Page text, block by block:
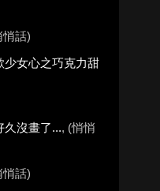
悄話)
少女心之巧克力甜
久沒畫了..., (悄悄
悄話)